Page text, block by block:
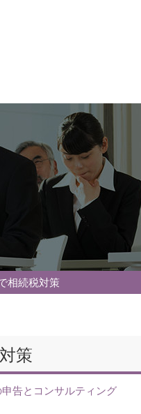
相続税対策
策
告とコンサルティング